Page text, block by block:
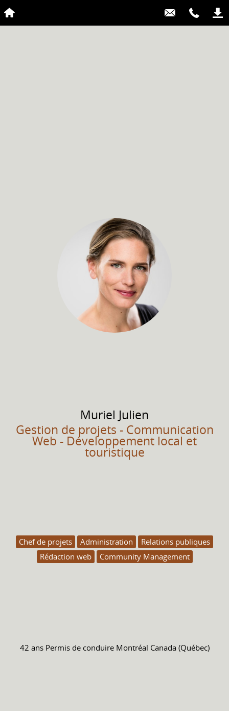
Muriel Julien
Gestion de projets - Communication
Web - Développement local et
touristique
Chef de projets Administration
Relations publiques
Rédaction web
Community Management
42 ans Permis de conduire Montréal Canada (Québec)